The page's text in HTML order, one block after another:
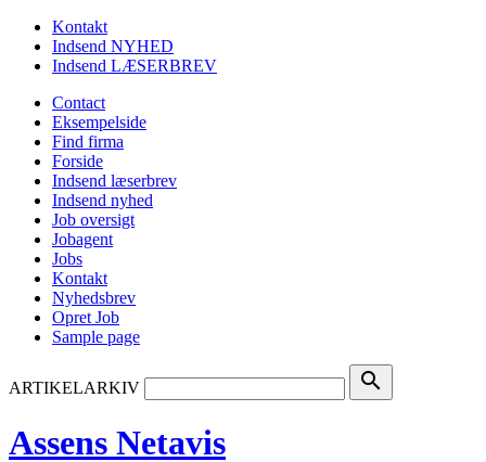
Kontakt
Indsend NYHED
Indsend LÆSERBREV
Contact
Eksempelside
Find firma
Forside
Indsend læserbrev
Indsend nyhed
Job oversigt
Jobagent
Jobs
Kontakt
Nyhedsbrev
Opret Job
Sample page
ARTIKELARKIV search
Assens Netavis